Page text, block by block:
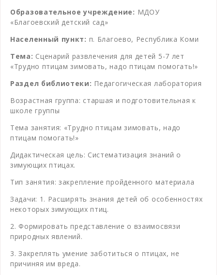
Образовательное учреждение: МДОУ
«Благоевский детский сад»
Населенный пункт: п. Благоево, Республика Коми
Тема: Сценарий развлечения для детей 5-7 лет
«Трудно птицам зимовать, надо птицам помогать!»
Раздел библиотеки: Педагогическая лаборатория
Возрастная группа: старшая и подготовительная к
школе группы
Тема занятия: «Трудно птицам зимовать, надо
птицам помогать!»
Дидактическая цель: Систематизация знаний о
зимующих птицах.
Тип занятия: закрепление пройденного материала
Задачи: 1. Расширять знания детей об особенностях
некоторых зимующих птиц.
2. Формировать представление о взаимосвязи
природных явлений.
3. Закреплять умение заботиться о птицах, не
причиняя им вреда.